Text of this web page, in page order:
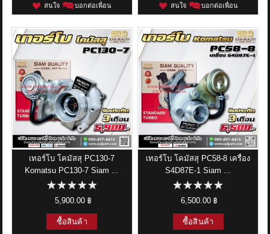
สนใจ บอกต่อเพื่อน สนใจ บอกต่อเพื่อน
เทอร์โบ โคมัสสุ PC130-7
Komatsu PC130-7 Siam ...
5,900.00 ฿
ซื้อสินค้า
เทอร์โบ โคมัสสุ PC58-8 เครื่อง
S4D87E-1 Siam ...
6,500.00 ฿
ซื้อสินค้า